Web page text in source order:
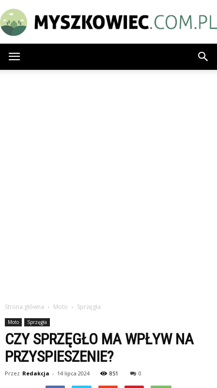
Strona główna Moto Sprzęgła
Moto Sprzęgła
CZY SPRZĘGŁO MA WPŁYW NA
PRZYSPIESZENIE?
Przez Redakcja - 14 lipca 2024 851 0